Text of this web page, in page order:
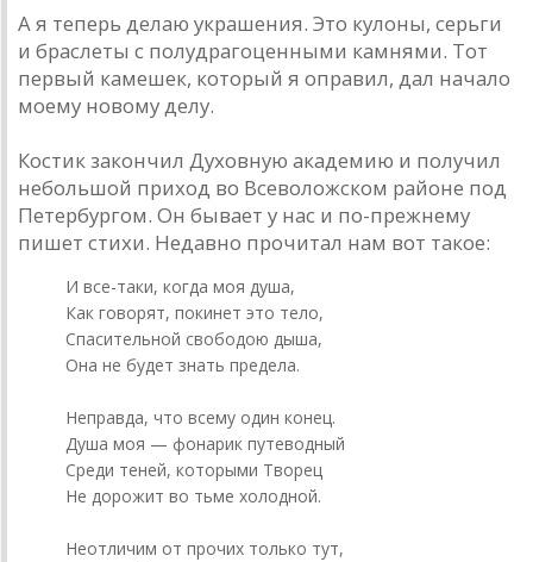
А я теперь делаю украшения. Это кулоны, серьги
и браслеты с полудрагоценными камнями. Тот
первый камешек, который я оправил, дал начало
моему новому делу.
Костик закончил Духовную академию и получил
небольшой приход во Всеволожском районе под
Петербургом. Он бывает у нас и по-прежнему
пишет стихи. Недавно прочитал нам вот такое:
И все-таки, когда моя душа,
Как говорят, покинет это тело,
Спасительной свободою дыша,
Она не будет знать предела.
Неправда, что всему один конец.
Душа моя — фонарик путеводный
Среди теней, которыми Творец
Не дорожит во тьме холодной.
Неотличим от прочих только тут,